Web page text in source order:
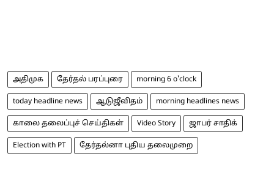
அதிமுக தேர்தல் பரப்புரை morning 6 o'clock
today headline news ஆடுஜீவிதம் morning headlines news
காலை தலைப்புச் செய்திகள் Video Story ஜாபர் சாதிக்
Election with PT தேர்தல்னா புதிய தலைமுறை